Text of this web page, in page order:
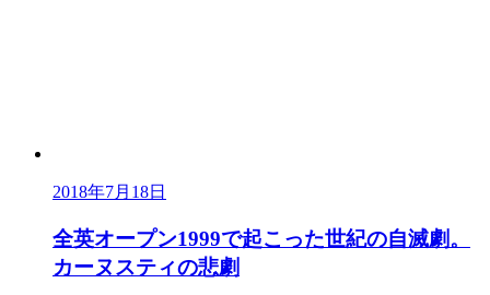
2018年7月18日
全英オープン1999で起こった世紀の自滅劇。
カーヌスティの悲劇